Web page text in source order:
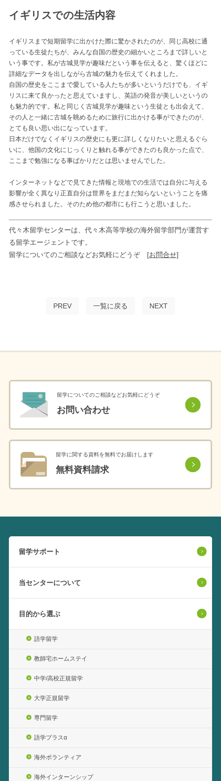
イギリスでの生活内容
イギリスまで短期留学に出かけた際に驚かされたのが、同じ高校に通
っている生徒たちが、みんな自国の歴史の細かいところまで詳しいと
いう事です。私が古城見学が趣味だという事を伝えると、驚くほどに
詳細なデータを出しながら古城の魅力を伝えてくれました。
自国の歴史をここまで愛している人たちが多いというだけでも、イギ
リスに来て良かったと思えていますし、英語の発音が美しいというの
も魅力的です。私と同じく古城見学が趣味という生徒とも出会えて、
その人と一緒に古城を眺めるために旅行に出かける事ができたのが、
とても良い思い出になっています。
日本だけでなくイギリスの歴史にも更に詳しくなりたいと思えるぐら
いに、他国の文化にじっくりと触れる事ができたのも良かった点で、
ここまで勉強になる事ばかりだとは思いませんでした。
インターネットなどで見てきた情報と現地での生活では自分に与える
影響が全く異なり正直自分は世界をまだまだ知らないということを痛
感させられました。そのため他の都市にも行こうと思いました。
代々木留学センターは、代々木高等学校の海外留学部門が運営す
る留学エージェントです。
留学についてのご相談などお気軽にどうぞ [お問合せ]
PREV 一覧に戻る NEXT
留学についてのご相談などお気軽にどうぞ
お問い合わせ
留学に関する資料を無料でお届けします
無料資料請求
留学サポート
当センターについて
目的から選ぶ
語学留学
教師宅ホームステイ
中学/高校正規留学
大学正規留学
専門留学
語学プラスα
海外ボランティア
海外インターンシップ